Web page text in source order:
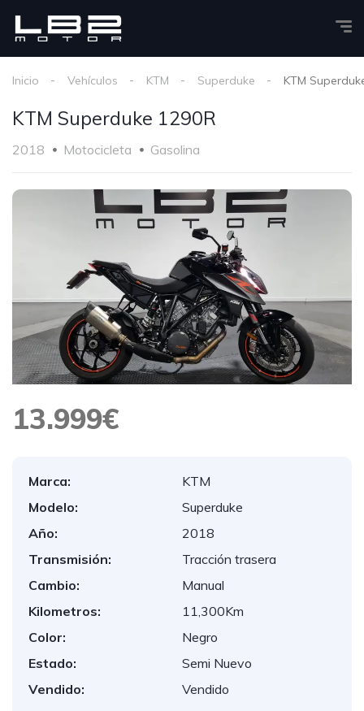
Inicio Vehículos KTM Superduke KTM
KTM Superduke 1290R
2018 Motocicleta Gasolina
13.999€
Marca:
KTM
Modelo:
Superduke
Año:
2018
Transmisión:
Tracción trasera
Cambio:
Manual
Kilometros:
11,300Km
Color:
Negro
Estado:
Semi Nuevo
Vendido:
Vendido